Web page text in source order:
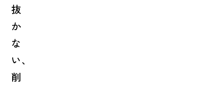
抜
か
な
い、
削